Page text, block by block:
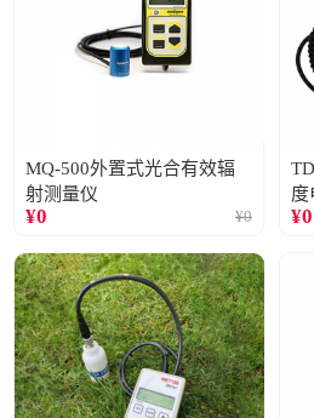
MQ-500外置式光合有效辐
射测量仪
¥0 ¥0
度
¥0